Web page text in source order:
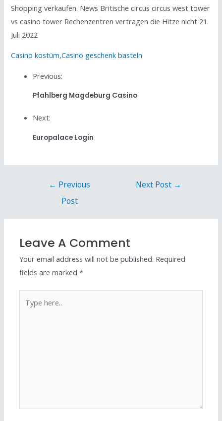
Shopping verkaufen. News Britische circus circus west tower
vs casino tower Rechenzentren vertragen die Hitze nicht 21.
Juli 2022
Casino kostüm,Casino geschenk basteln
Previous:
Pfahlberg Magdeburg Casino
Next:
Europalace Login
← Previous
Post
Next Post →
Leave A Comment
Your email address will not be published. Required
fields are marked*